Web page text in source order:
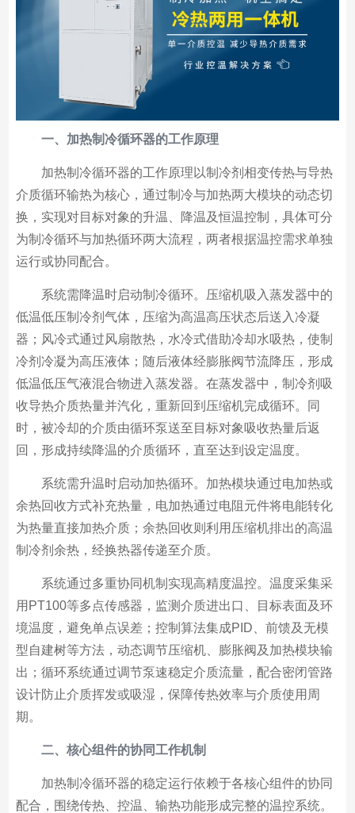
一、加热制冷循环器的工作原理
加热制冷循环器的工作原理以制冷剂相变传热与导热
介质循环输热为核心，通过制冷与加热两大模块的动态切
换，实现对目标对象的升温、降温及恒温控制，具体可分
为制冷循环与加热循环两大流程，两者根据温控需求单独
运行或协同配合。
系统需降温时启动制冷循环。压缩机吸入蒸发器中的
低温低压制冷剂气体，压缩为高温高压状态后送入冷凝
器；风冷式通过风扇散热，水冷式借助冷却水吸热，使制
冷剂冷凝为高压液体；随后液体经膨胀阀节流降压，形成
低温低压气液混合物进入蒸发器。在蒸发器中，制冷剂吸
收导热介质热量并汽化，重新回到压缩机完成循环。同
时，被冷却的介质由循环泵送至目标对象吸收热量后返
回，形成持续降温的介质循环，直至达到设定温度。
系统需升温时启动加热循环。加热模块通过电加热或
余热回收方式补充热量，电加热通过电阻元件将电能转化
为热量直接加热介质；余热回收则利用压缩机排出的高温
制冷剂余热，经换热器传递至介质。
系统通过多重协同机制实现高精度温控。温度采集采
用PT100等多点传感器，监测介质进出口、目标表面及环
境温度，避免单点误差；控制算法集成PID、前馈及无模
型自建树等方法，动态调节压缩机、膨胀阀及加热模块输
出；循环系统通过调节泵速稳定介质流量，配合密闭管路
设计防止介质挥发或吸湿，保障传热效率与介质使用周
期。
二、核心组件的协同工作机制
加热制冷循环器的稳定运行依赖于各核心组件的协同
配合，围绕传热、控温、输热功能形成完整的温控系统。